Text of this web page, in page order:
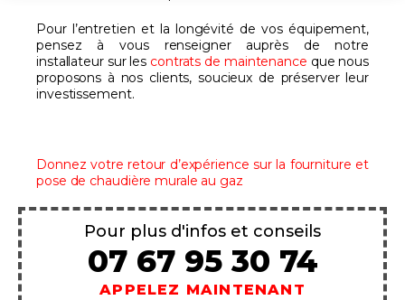
Pour l’entretien et la longévité de vos équipement,
pensez à vous renseigner auprès de notre
installateur sur les contrats de maintenance que nous
proposons à nos clients, soucieux de préserver leur
investissement.
Donnez votre retour d’expérience sur la fourniture et
pose de chaudière murale au gaz
Pour plus d'infos et conseils
07 67 95 30 74
APPELEZ MAINTENANT